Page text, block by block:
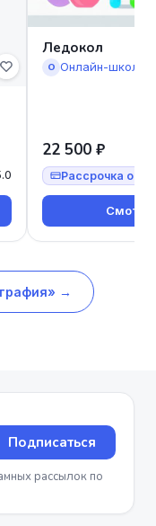
Ледокол
О Онлайн-школа
22 500 ₽
Рассрочка от
→
Подписаться
рассылок по